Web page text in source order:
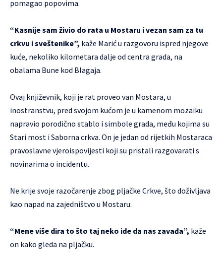
pomagao popovima.
“Kasnije sam živio do rata u Mostaru i vezan sam za tu
crkvu i sveštenike”, kaže Marić u razgovoru ispred njegove
kuće, nekoliko kilometara dalje od centra grada, na
obalama Bune kod Blagaja.
Ovaj književnik, koji je rat proveo van Mostara, u
inostranstvu, pred svojom kućom je u kamenom mozaiku
napravio porodično stablo i simbole grada, među kojima su
Stari most i Saborna crkva. On je jedan od rijetkih Mostaraca
pravoslavne vjeroispovijesti koji su pristali razgovarati s
novinarima o incidentu.
Ne krije svoje razočarenje zbog pljačke Crkve, što doživljava
kao napad na zajedništvo u Mostaru.
“Mene više dira to što taj neko ide da nas zavađa”, kaže
on kako gleda na pljačku.